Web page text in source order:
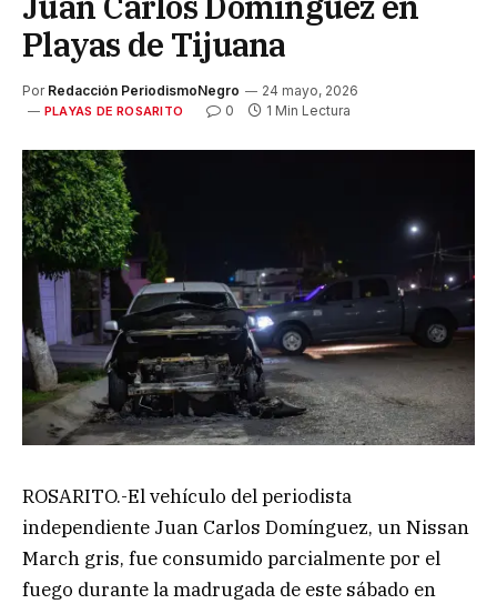
Playas de Tijuana
Por Redacción PeriodismoNegro 24 mayo, 2026
PLAYAS DE ROSARITO 0 1 Min Lectura
ROSARITO.-El vehículo del periodista
independiente Juan Carlos Domínguez, un Nissan
March gris, fue consumido parcialmente por el
fuego durante la madrugada de este sábado en